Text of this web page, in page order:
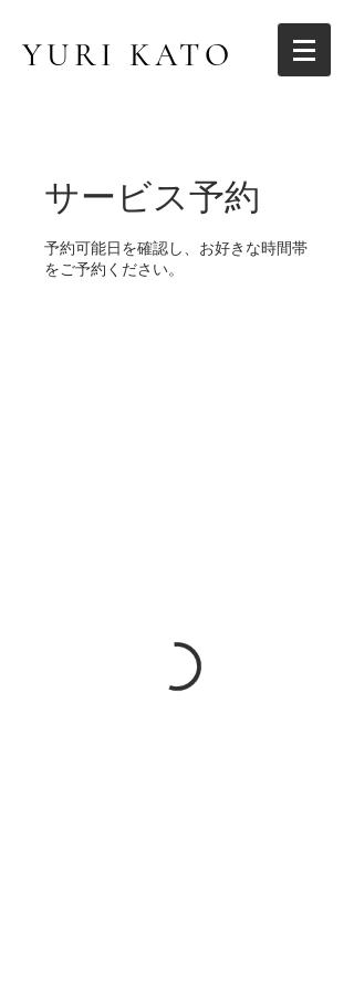
YURI KATO
サービス予約
予約可能日を確認し、お好きな時間帯
をご予約ください。